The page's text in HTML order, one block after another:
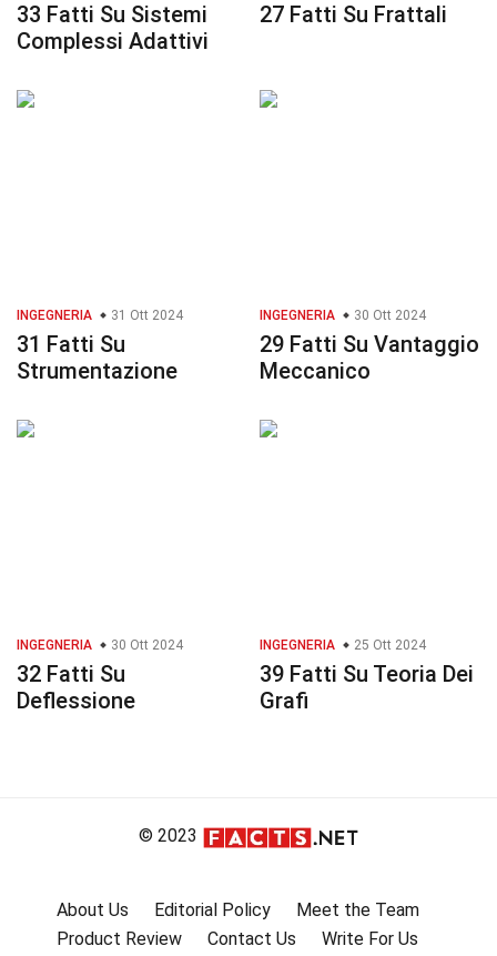
33 Fatti Su Sistemi
Complessi Adattivi
27 Fatti Su Frattali
INGEGNERIA 31 Ott 2024
31 Fatti Su
Strumentazione
INGEGNERIA 30 Ott 2024
29 Fatti Su Vantaggio
Meccanico
INGEGNERIA 30 Ott 2024
32 Fatti Su
Deflessione
INGEGNERIA 25 Ott 2024
39 Fatti Su Teoria Dei
Grafi
© 2023
About Us Editorial Policy
Meet the Team
Product Review
Contact Us
Write For Us